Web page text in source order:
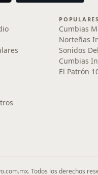
POPULARES
Cumbias
Norteñas
Sonidos
Cumbias
El Patrón
Todos los derechos